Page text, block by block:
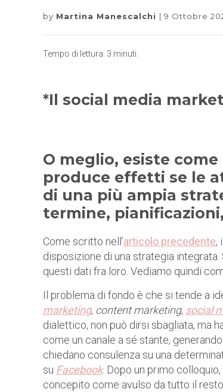
by Martina Manescalchi 9 Ottobre
Tempo di lettura: 3 minuti.
*Il social media
O meglio, esiste
produce effetti se le
di una più ampia
termine,
Come scritto nell’articolo precedente,
disposizione di una strategia
questi dati fra loro. Vediamo quindi
Il problema di fondo è che si tende a
marketing, content marketing, social
dialettico, non può dirsi sbagliata, ma
come un canale a sé stante,
chiedano consulenza su una
su Facebook. Dopo un primo
concepito come avulso da tutto il